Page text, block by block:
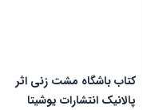
کتاب باشگاه مشت زنی اثر
پالانیک انتشارات یوشیتا